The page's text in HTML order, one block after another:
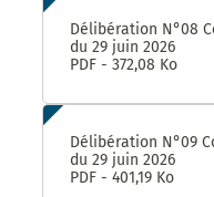
Délibération N°08
du 29 juin 2026
PDF - 372,08 Ko
Délibération N°09
du 29 juin 2026
PDF - 401,19 Ko